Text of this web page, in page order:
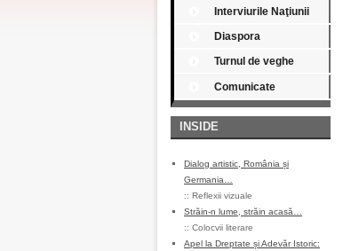
Interviurile Naţiunii
Diaspora
Turnul de veghe
Comunicate
INSIDE
Dialog artistic, România și
Germania…
:: Reflexii vizuale
Străin-n lume, străin acasă…
:: Colocvii literare
Apel la Dreptate și Adevăr Istoric: